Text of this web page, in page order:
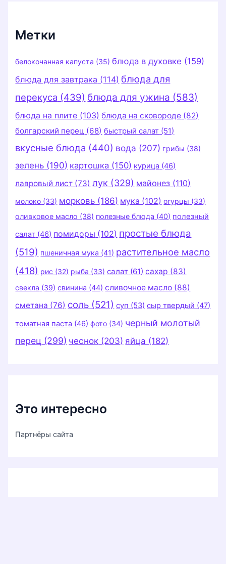
Метки
белокочанная капуста (35) блюда в духовке (159)
блюда для завтрака (114) блюда для
перекуса (439) блюда для ужина (583)
блюда на плите (103) блюда на сковороде (82)
болгарский перец (68) быстрый салат (51)
вкусные блюда (440) вода (207) грибы (38)
зелень (190) картошка (150) курица (46)
лавровый лист (73) лук (329) майонез (110)
молоко (33) морковь (186) мука (102) огурцы (33)
оливковое масло (38) полезные блюда (40) полезный
салат (46) помидоры (102) простые блюда
(519) пшеничная мука (41) растительное масло
(418) рис (32) рыба (33) салат (61) сахар (83)
свекла (39) свинина (44) сливочное масло (88)
сметана (76) соль (521) суп (53) сыр твердый (47)
томатная паста (46) фото (34) черный молотый
перец (299) чеснок (203) яйца (182)
Это интересно
Партнёры сайта